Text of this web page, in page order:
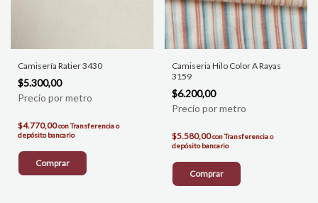
Camisería Ratier 3430
$5.300,00
$4.770,00conTransferencia o
depósito bancario
Comprar
Camiseria Hilo Color A Rayas
3159
$6.200,00
$5.580,00conTransferencia o
depósito bancario
Comprar